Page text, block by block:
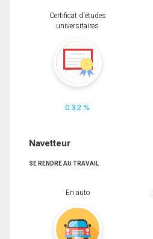
Certificat d'études
universitaires
0.32 %
Navetteur
SE RENDRE AU TRAVAIL
En auto